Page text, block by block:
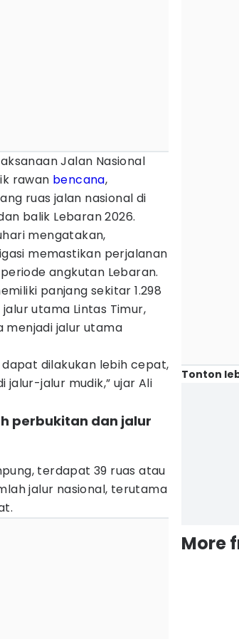
Jalan Nasional
rawan bencana,
ruas jalan nasional di
balik Lebaran 2026.
mengatakan,
memastikan perjalanan
angkutan Lebaran.
panjang sekitar 1.298
utama Lintas Timur,
menjadi jalur utama
dilakukan lebih cepat,
jalur mudik,” ujar Ali
perbukitan dan jalur
terdapat 39 ruas atau
jalur nasional, terutama
Tonton
More